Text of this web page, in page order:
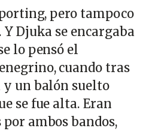
pero tampoco
Djuka se encargaba
lo pensó el
cuando tras
y un balón suelto
se fue alta. Eran
ambos bandos,